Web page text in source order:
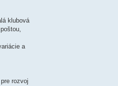
klubová
a
rozvoj